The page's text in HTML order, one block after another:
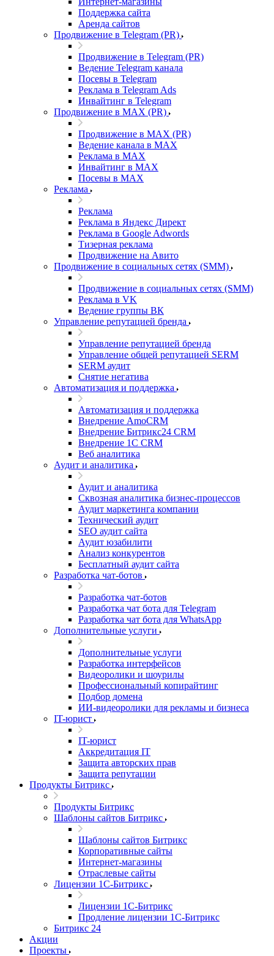
Поддержка сайта
Аренда сайтов
Продвижение в Telegram (PR)
Продвижение в Telegram (PR)
Ведение Telegram канала
Посевы в Telegram
Реклама в Telegram Ads
Инвайтинг в Telegram
Продвижение в MAX (PR)
Продвижение в MAX (PR)
Ведение канала в MAX
Реклама в MAX
Инвайтинг в MAX
Посевы в MAX
Реклама
Реклама
Реклама в Яндекс Директ
Реклама в Google Adwords
Тизерная реклама
Продвижение на Авито
Продвижение в социальных сетях (SMM)
Продвижение в социальных сетях (SMM)
Реклама в VK
Ведение группы ВК
Управление репутацией бренда
Управление репутацией бренда
Управление общей репутацией SERM
SERM аудит
Снятие негатива
Автоматизация и поддержка
Автоматизация и поддержка
Внедрение AmoCRM
Внедрение Битрикс24 CRM
Внедрение 1C CRM
Веб аналитика
Аудит и аналитика
Аудит и аналитика
Сквозная аналитика бизнес-процессов
Аудит маркетинга компании
Технический аудит
SEO аудит сайта
Аудит юзабилити
Анализ конкурентов
Бесплатный аудит сайта
Разработка чат-ботов
Разработка чат-ботов
Разработка чат бота для Telegram
Разработка чат бота для WhatsApp
Дополнительные услуги
Дополнительные услуги
Разработка интерфейсов
Видеоролики и шоурилы
Профессиональный копирайтинг
Подбор домена
ИИ-видеоролики для рекламы и бизнеса
IT-юрист
IT-юрист
Аккредитация IT
Защита авторских прав
Защита репутации
Продукты Битрикс
Продукты Битрикс
Шаблоны сайтов Битрикс
Шаблоны сайтов Битрикс
Корпоративные сайты
Интернет-магазины
Отраслевые сайты
Лицензии 1С-Битрикс
Лицензии 1С-Битрикс
Продление лицензии 1С-Битрикс
Битрикс 24
Акции
Проекты